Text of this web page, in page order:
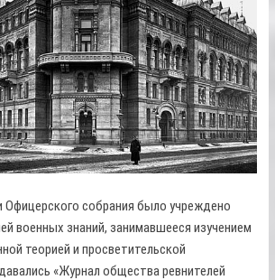
Офицерского собрания было учреждено
военных знаний, занимавшееся изучением
теорией и просветительской
«Журнал общества ревнителей